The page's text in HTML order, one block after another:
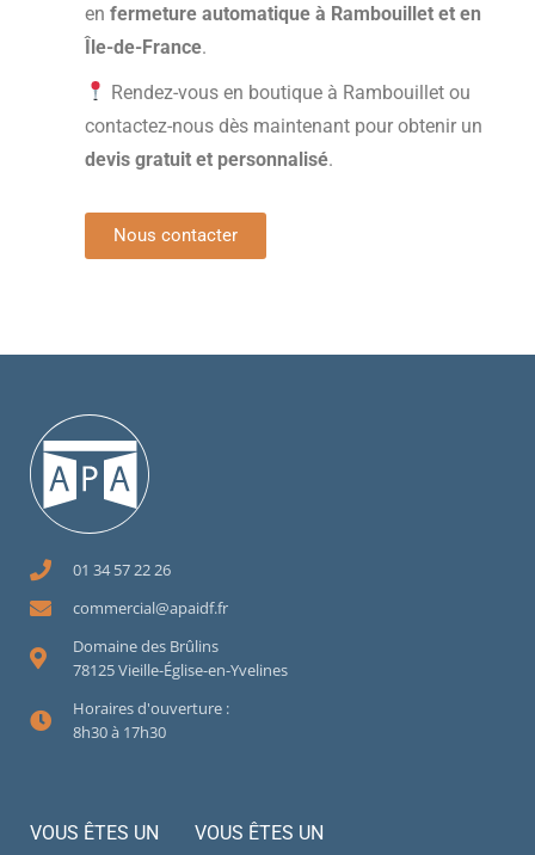
en fermeture automatique à Rambouillet et en
Île-de-France.
Rendez-vous en boutique à Rambouillet ou
contactez-nous dès maintenant pour obtenir un
devis gratuit et personnalisé.
Nous contacter
01 34 57 22 26
commercial@apaidf.fr
Domaine des Brûlins
78125 Vieille-Église-en-Yvelines
Horaires d'ouverture :
8h30 à 17h30
VOUS ÊTES UN
VOUS ÊTES UN